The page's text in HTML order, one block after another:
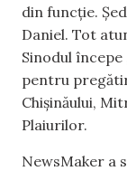
din funcție.
Daniel. Tot
Sinodul
pentru
Chișinăului,
Plaiurilor.
NewsMaker a